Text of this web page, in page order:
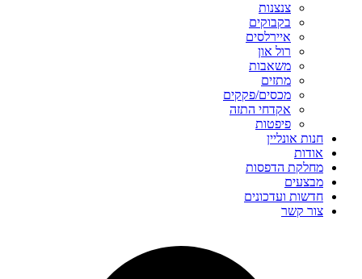
צנצנות
בקבוקים
איירלסים
רול און
משאבות
מתזים
מכסים/פקקים
אקדחי התזה
פיפטות
חנות אונליין
אודות
מחלקת הדפסות
מבצעים
חדשות ועדכונים
צור קשר